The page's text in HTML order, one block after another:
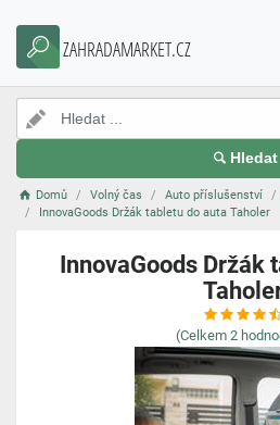
ZAHRADAMARKET.CZ
Hledat
Domů Volný čas Auto příslušenství
InnovaGoods Držák tabletu do auta Taholer
InnovaGoods Držák
(Celkem 2